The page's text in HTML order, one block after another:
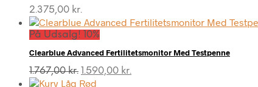
2.375,00 kr.
På Udsalg! 10%
Clearblue Advanced Fertilitetsmonitor Med Testpenne
1.767,00kr. Den
oprindelige
1.590,00 kr.